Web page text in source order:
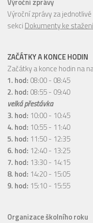
Výroční zprávy za
sekci Dokumenty ke stažení
ZAČÁTKY A KONCE HODIN
Začátky a konce hodin na
1. hod: 08:00 - 08:45
2. hod: 08:55 - 09:40
velká přestávka
3. hod: 10:00 - 10:45
4. hod: 10:55 - 11:40
5. hod: 11:50 - 12:35
6. hod: 12:40 - 13:25
7. hod: 13:30 - 14:15
8. hod: 14:20 - 15:05
9. hod: 15:10 - 15:55
Organizace školního roku